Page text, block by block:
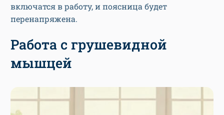
включатся в работу, и поясница будет
перенапряжена.
Работа с грушевидной
мышцей